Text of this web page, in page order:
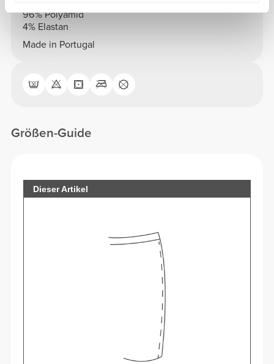
96% Polyamid
4% Elastan
Made in Portugal
Größen-Guide
Dieser Artikel